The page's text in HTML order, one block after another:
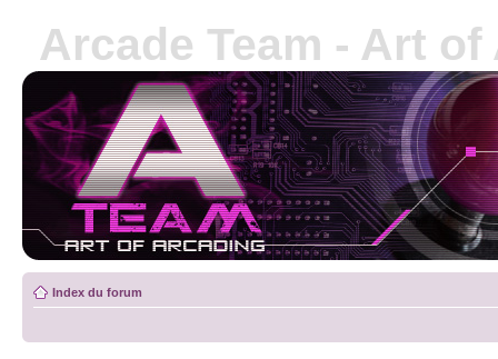
Arcade Team - Art
Index du forum